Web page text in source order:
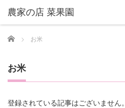
Home お米
お米
登録されている記事はございません。